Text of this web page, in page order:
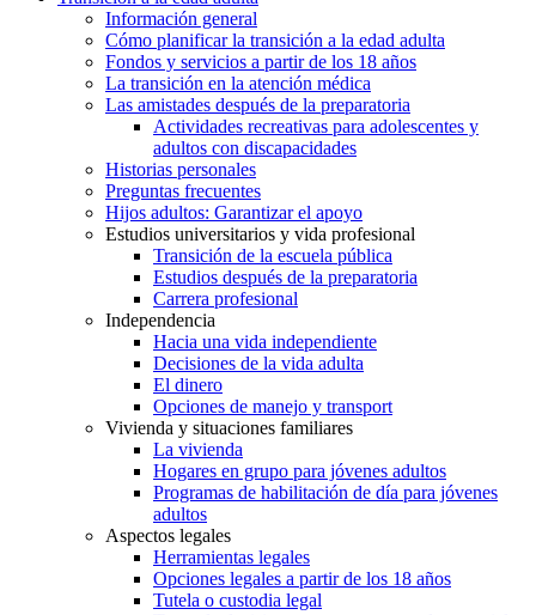
Información general
Cómo planificar la transición a la edad adulta
Fondos y servicios a partir de los 18 años
La transición en la atención médica
Las amistades después de la preparatoria
Actividades recreativas para adolescentes y
adultos con discapacidades
Historias personales
Preguntas frecuentes
Hijos adultos: Garantizar el apoyo
Estudios universitarios y vida profesional
Transición de la escuela pública
Estudios después de la preparatoria
Carrera profesional
Independencia
Hacia una vida independiente
Decisiones de la vida adulta
El dinero
Opciones de manejo y transport
Vivienda y situaciones familiares
La vivienda
Hogares en grupo para jóvenes adultos
Programas de habilitación de día para jóvenes
adultos
Aspectos legales
Herramientas legales
Opciones legales a partir de los 18 años
Tutela o custodia legal